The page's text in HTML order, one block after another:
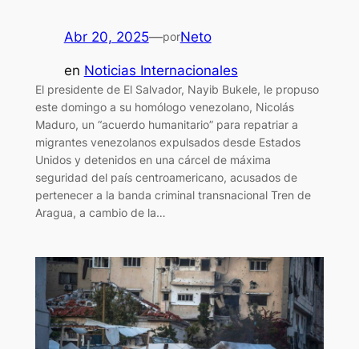
Abr 20, 2025—porNeto
en Noticias Internacionales
El presidente de El Salvador, Nayib Bukele, le propuso
este domingo a su homólogo venezolano, Nicolás
Maduro, un “acuerdo humanitario” para repatriar a
migrantes venezolanos expulsados desde Estados
Unidos y detenidos en una cárcel de máxima
seguridad del país centroamericano, acusados de
pertenecer a la banda criminal transnacional Tren de
Aragua, a cambio de la…